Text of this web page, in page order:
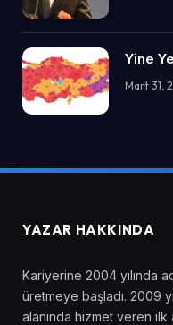
Yine
Mart 31,
YAZAR HAKKINDA
Kariyerine 2004 yılında
üretmeye başladı. 2009
alanında hizmet veren ilk